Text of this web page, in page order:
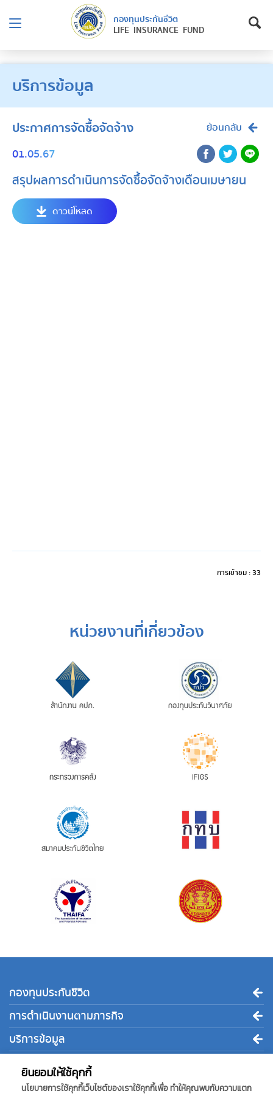
กองทุนประกันชีวิต
LIFE INSURANCE FUND
บริการข้อมูล
ประกาศการจัดซื้อจัดจ้าง ย้อนกลับ
01.05.67
สรุปผลการดำเนินการจัดซื้อจัดจ้างเดือนเมษายน
ดาวน์โหลด
การเข้าชม : 33
หน่วยงานที่เกี่ยวข้อง
ยินยอมให้ใช้คุกกี้
นโยบายการใช้คุกกี้เว็บไซต์ของเราใช้คุกกี้เพื่อ ทำให้คุณพบกับความแตก
กองทุนประกันชีวิต
การดำเนินงานตามภารกิจ
บริการข้อมูล